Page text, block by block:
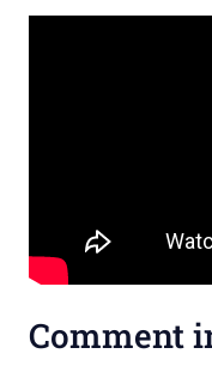
Comment